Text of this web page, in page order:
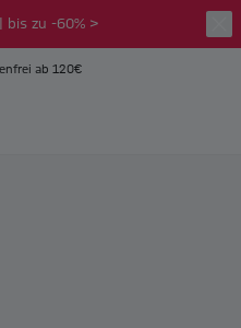
bis zu -60% >
ab 120€